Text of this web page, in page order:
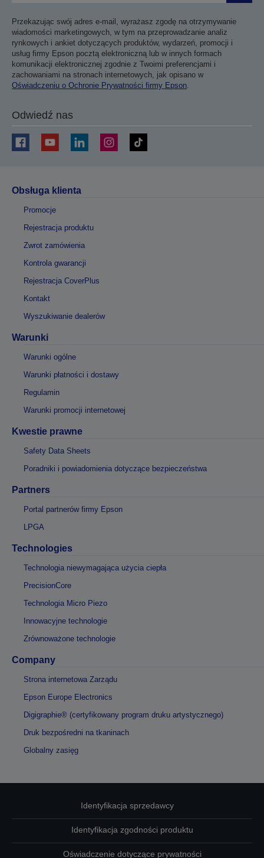
Przekazując swój adres e-mail, wyrażasz zgodę na otrzymywanie
wiadomości marketingowych, w tym na przeprowadzanie analiz
rynkowych i ankiet dotyczących produktów, wydarzeń, promocji i
usług firmy Epson pocztą elektroniczną lub w innych formach
komunikacji elektronicznej zgodnie z Twoimi preferencjami i
zachowaniami na stronach internetowych, jak opisano w
Oświadczeniu o Ochronie Prywatności firmy Epson.
Odwiedź nas
Obsługa klienta
Promocje
Rejestracja produktu
Zwrot zamówienia
Kontrola gwarancji
Rejestracja CoverPlus
Kontakt
Wyszukiwanie dealerów
Warunki
Warunki ogólne
Warunki płatności i dostawy
Regulamin
Warunki promocji internetowej
Kwestie prawne
Safety Data Sheets
Poradniki i powiadomienia dotyczące bezpieczeństwa
Partners
Portal partnerów firmy Epson
LPGA
Technologies
Technologia niewymagająca użycia ciepła
PrecisionCore
Technologia Micro Piezo
Innowacyjne technologie
Zrównoważone technologie
Company
Strona internetowa Zarządu
Epson Europe Electronics
Digigraphie® (certyfikowany program druku artystycznego)
Druk bezpośredni na tkaninach
Globalny zasięg
Identyfikacja sprzedawcy
Identyfikacja zgodności produktu
Oświadczenie dotyczące prywatności